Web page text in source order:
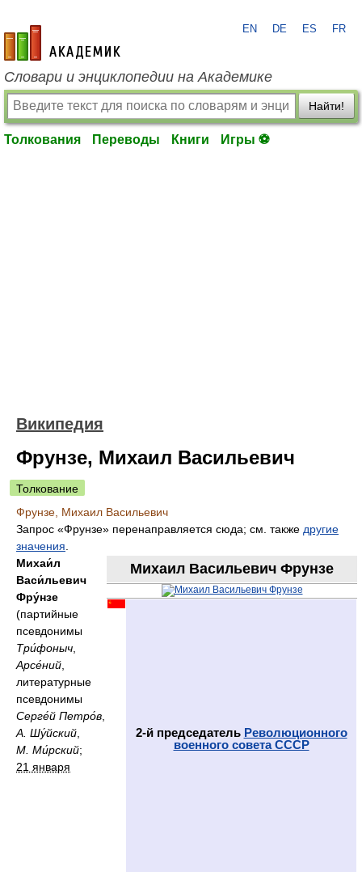
academic.ru
EN DE ES FR
Словари и энциклопедии на Академике
Найти!
Толкования Переводы Книги Игры ⚽
Википедия
Фрунзе, Михаил Васильевич
Толкование
Фрунзе, Михаил Васильевич
Запрос «Фрунзе» перенаправляется сюда; см. также другие
значения
Михаил Васильевич Фрунзе
2-й председатель Революционного
военного совета СССР
Михаи́л
Васи́льевич
Фру́нзе
(партийные
псевдонимы
Три́фоныч
Арсе́ний
литературные
псевдонимы
Серге́й Петро́в
А. Шу́йский
М. Ми́рский;
21 января